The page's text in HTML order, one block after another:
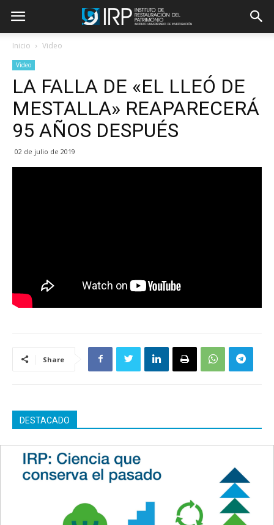
Inicio Video
Video
LA FALLA DE «EL LLEÓ DE
MESTALLA» REAPARECERÁ
95 AÑOS DESPUÉS
02 de julio de 2019
Share
DESTACADO